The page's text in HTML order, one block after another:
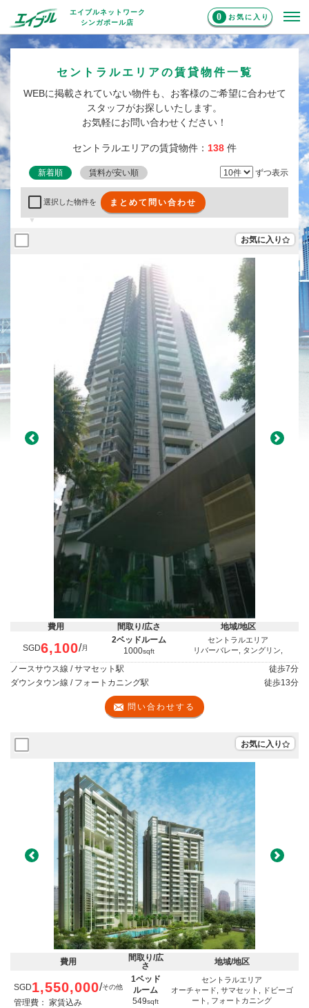
エイブルネットワーク
シンガポール店
0 お気に入り
セントラルエリアの賃貸物件一覧
WEBに掲載されていない物件も、お客様のご希望に合わせて
スタッフがお探しいたします。
お気軽にお問い合わせください！
セントラルエリアの賃貸物件： 138 件
選択した物件を まとめて問い合わせ
新着順 賃料が安い順 ずつ表示
お気に入り
Previous Next
費用 間取り/広さ 地域/地区
SGD6,100/月
2ベッドルーム
1000sqft
セントラルエリア
リバーバレー, タングリン,
ノースサウス線 / サマセット駅 徒歩7分
ダウンタウン線 / フォートカニング駅
徒歩13分
問い合わせする
お気に入り
Previous Next
費用
間取り/広
さ
地域/地区
SGD1,550,000/その他
管理費： 家賃込み
1ベッド
ルーム
549sqft
セントラルエリア
オーチャード, サマセット, ドビーゴ
ート, フォートカニング